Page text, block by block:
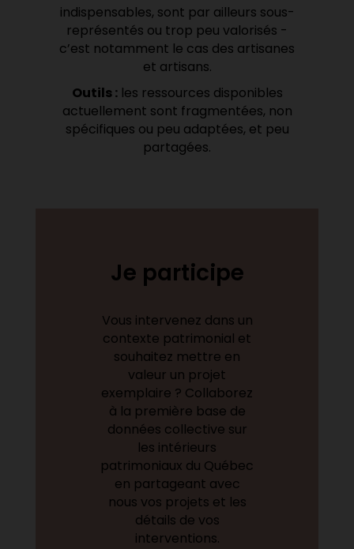
indispensables, sont par ailleurs sous-
représentés ou trop peu valorisés -
c’est notamment le cas des artisanes
et artisans.
Outils :les ressources disponibles
actuellement sont fragmentées, non
spécifiques ou peu adaptées, et peu
partagées.
Je participe
Vous intervenez dans un
contexte patrimonial et
souhaitez mettre en
valeur un projet
exemplaire ? Collaborez
à la première base de
données collective sur
les intérieurs
patrimoniaux du Québec
en partageant avec
nous vos projets et les
détails de vos
interventions.